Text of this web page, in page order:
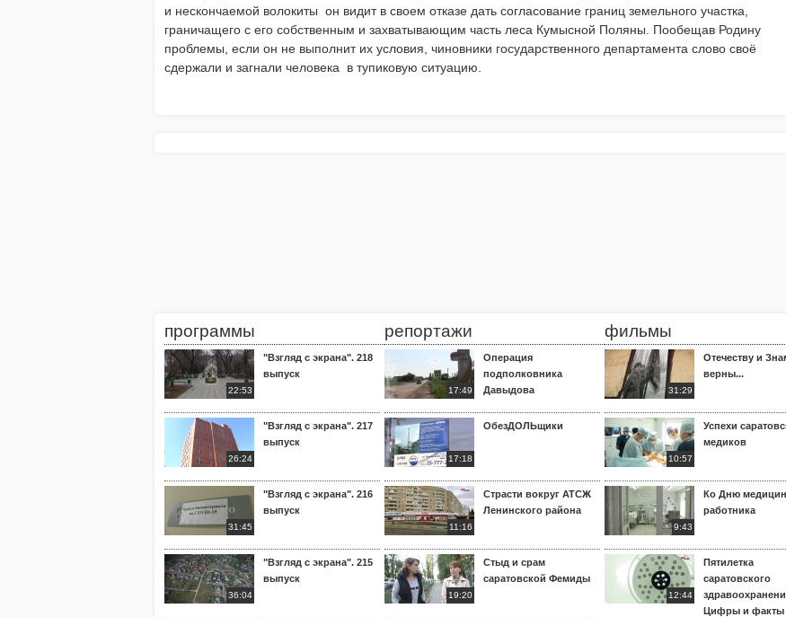
и нескончаемой волокиты он видит в своем отказе дать согласование границ земельного участка,
граничащего с его собственным и захватывающим часть леса Кумысной Поляны. Пообещав Родину
проблемы, если он не выполнит их условия, чиновники государственного департамента слово своё
сдержали и загнали человека
в тупиковую ситуацию.
программы
22:53
"Взгляд с экрана". 218
выпуск
26:24
"Взгляд с экрана". 217
выпуск
31:45
"Взгляд с экрана". 216
выпуск
36:04
"Взгляд с экрана". 215
выпуск
репортажи
17:49
Операция
подполковника
Давыдова
17:18
ОбезДОЛЬщики
11:16
Страсти вокруг АТСЖ
Ленинского района
19:20
Стыд и срам
саратовской Фемиды
фильмы
31:29
Отечеству и
верны...
10:57
Успехи
медиков
9:43
Ко Дню
работника
12:44
Пятилетка
саратовского
Цифры и факты